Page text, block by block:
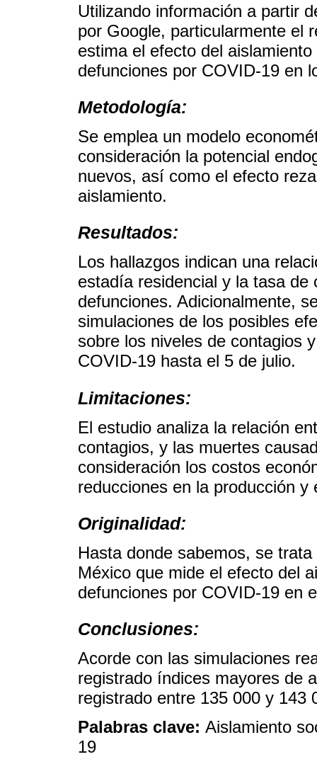
Utilizando información a partir
por Google, particularmente el
estima el efecto del
defunciones por COVID-19 en
Metodología:
Se emplea un modelo
consideración la potencial
nuevos, así como el efecto
aislamiento.
Resultados:
Los hallazgos indican una
estadía residencial y la tasa
defunciones. Adicionalmente,
simulaciones de los posibles
sobre los niveles de contagios
COVID-19 hasta el 5 de julio.
Limitaciones:
El estudio analiza la relación
contagios, y las muertes
consideración los costos
reducciones en la producción y
Originalidad:
Hasta donde sabemos, se
México que mide el efecto del
defunciones por COVID-19 en
Conclusiones:
Acorde con las simulaciones
registrado índices mayores de
registrado entre 135 000 y 143
Palabras clave: Aislamiento
19